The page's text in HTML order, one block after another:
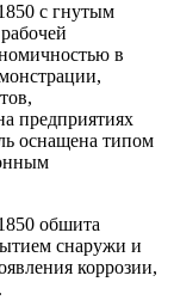
с гнутым
в
предприятиях
оснащена типом
обшита
снаружи и
коррозии,